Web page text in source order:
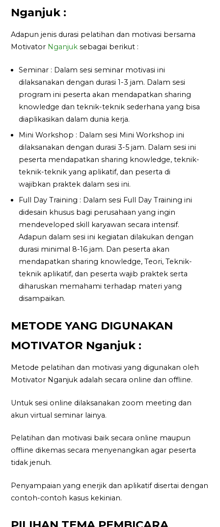
Nganjuk :
Adapun jenis durasi pelatihan dan motivasi bersama
Motivator Nganjuk sebagai berikut :
Seminar : Dalam sesi seminar motivasi ini
dilaksanakan dengan durasi 1-3 jam. Dalam sesi
program ini peserta akan mendapatkan sharing
knowledge dan teknik-teknik sederhana yang bisa
diaplikasikan dalam dunia kerja.
Mini Workshop : Dalam sesi Mini Workshop ini
dilaksanakan dengan durasi 3-5 jam. Dalam sesi ini
peserta mendapatkan sharing knowledge, teknik-
teknik-teknik yang aplikatif, dan peserta di
wajibkan praktek dalam sesi ini.
Full Day Training : Dalam sesi Full Day Training ini
didesain khusus bagi perusahaan yang ingin
mendeveloped skill karyawan secara intensif.
Adapun dalam sesi ini kegiatan dilakukan dengan
durasi minimal 8-16 jam. Dan peserta akan
mendapatkan sharing knowledge, Teori, Teknik-
teknik aplikatif, dan peserta wajib praktek serta
diharuskan memahami terhadap materi yang
disampaikan.
METODE YANG DIGUNAKAN
MOTIVATOR Nganjuk :
Metode pelatihan dan motivasi yang digunakan oleh
Motivator Nganjuk adalah secara online dan offline.
Untuk sesi online dilaksanakan zoom meeting dan
akun virtual seminar lainya.
Pelatihan dan motivasi baik secara online maupun
offline dikemas secara menyenangkan agar peserta
tidak jenuh.
Penyampaian yang enerjik dan aplikatif disertai dengan
contoh-contoh kasus kekinian.